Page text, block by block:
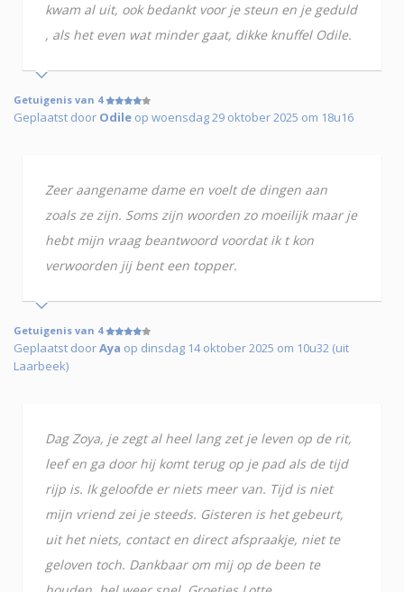
kwam al uit, ook bedankt voor je steun en je geduld
, als het even wat minder gaat, dikke knuffel Odile.
Getuigenis van 4
Geplaatst door Odile op woensdag 29 oktober 2025 om 18u16
Zeer aangename dame en voelt de dingen aan
zoals ze zijn. Soms zijn woorden zo moeilijk maar je
hebt mijn vraag beantwoord voordat ik t kon
verwoorden jij bent een topper.
Getuigenis van 4
Geplaatst doorAya op dinsdag 14 oktober 2025 om 10u32 (uit
Laarbeek)
Dag Zoya, je zegt al heel lang zet je leven op de rit,
leef en ga door hij komt terug op je pad als de tijd
rijp is. Ik geloofde er niets meer van. Tijd is niet
mijn vriend zei je steeds. Gisteren is het gebeurt,
uit het niets, contact en direct afspraakje, niet te
geloven toch. Dankbaar om mij op de been te